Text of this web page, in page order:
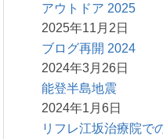
アウトドア 2025
2025年11月2日
ブログ再開 2024
2024年3月26日
能登半島地震
2024年1月6日
リフレ江坂治療院で